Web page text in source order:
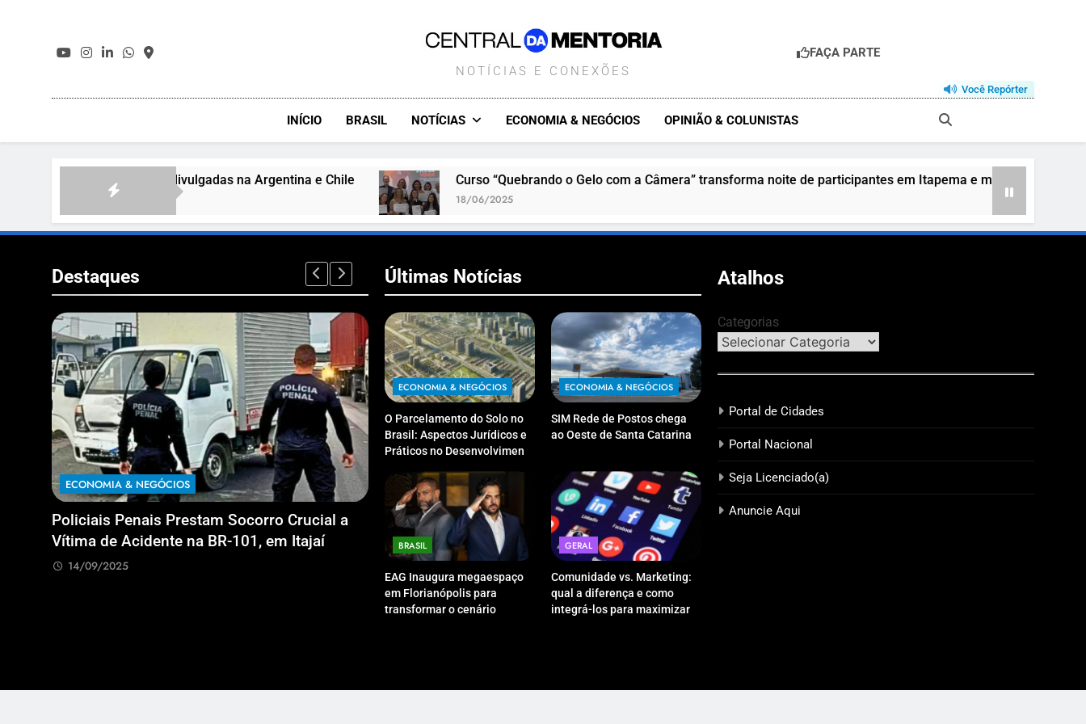
CENTRALDAMENTORIA.COM.BR
NOTÍCIAS E CONEXÕES
FAÇA PARTE
Você Repórter
INÍCIO BRASIL NOTÍCIAS ECONOMIA & NEGÓCIOS OPINIÃO & COLUNISTAS
Verde & Mar serão divulgadas na Argentina e Chile Curso “Quebrando o Gelo com a Câmera” transforma noite de participantes em Itapema e mostra que todos
18/06/2025
Destaques
ECONOMIA & NEGÓCIOS
Policiais Penais Prestam Socorro Crucial a
Vítima de Acidente na BR-101, em Itajaí
14/09/2025
TECNOLOGIA & EDUCAÇÃO
Do local ao global: como a fluência em
idiomas pode acelerar sua carreira
ECONOMIA & NEGÓCIOS
ONDM 2025, em Balneário Camboriú,
Últimas Notícias
ECONOMIA & NEGÓCIOS
O Parcelamento do Solo no
Brasil: Aspectos Jurídicos e
Práticos no Desenvolvimento
ECONOMIA & NEGÓCIOS
SIM Rede de Postos chega
ao Oeste de Santa Catarina
BRASIL
EAG Inaugura megaespaço
em Florianópolis para
transformar o cenário
GERAL
Comunidade vs. Marketing:
qual a diferença e como
integrá-los para maximizar
Atalhos
Categorias
Portal de Cidades
Portal Nacional
Seja Licenciado(a)
Anuncie Aqui